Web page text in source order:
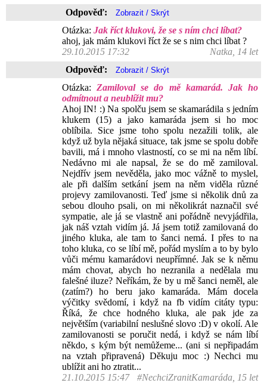
Odpověď:
Otázka: Jak říct klukovi, že se s ním chci líbat?
ahoj, jak mám klukovi říct že se s nim chci líbat ?
29.10.2015 17:32
Natka, 14 let
Odpověď:
Otázka:Zamiloval se do mě kamarád. Jak ho
odmítnout a neublížit mu?
Ahoj IN! :) Na spolču jsem se skamarádila s jedním
klukem (15) a jako kamaráda jsem si ho moc
oblíbila. Sice jsme toho spolu nezažili tolik, ale
když už byla nějaká situace, tak jsme se spolu dobře
bavili, má i mnoho vlastností, co se mi na něm líbí.
Nedávno mi ale napsal, že se do mě zamiloval.
Nejdřív jsem nevěděla, jako moc vážně to myslel,
ale při dalším setkání jsem na něm viděla různé
projevy zamilovanosti. Teď jsme si několik dnů za
sebou dlouho psali, on mi několikrát naznačil své
sympatie, ale já se vlastně ani pořádně nevyjádřila,
jak náš vztah vidím já. Já jsem totiž zamilovaná do
jiného kluka, ale tam to šanci nemá. I přes to na
toho kluka, co se líbí mě, pořád myslím a to by bylo
vůči mému kamarádovi neupřímné. Jak se k němu
mám chovat, abych ho nezranila a nedělala mu
falešné iluze? Neříkám, že by u mě šanci neměl, ale
(zatím?) ho beru jako kamaráda. Mám docela
výčitky svědomí, i když na fb vidím citáty typu:
Říká, že chce hodného kluka, ale pak jde za
největším (variabilní neslušné slovo :D) v okolí. Ale
zamilovanosti se poručit nedá, i když se nám líbí
někdo, s kým být nemůžeme... (ani si nepřipadám
na vztah připravená) Děkuju moc :) Nechci mu
ublížit ani ho ztratit...
21.10.2015 15:47
#NechciZranitKamaráda, 15 let